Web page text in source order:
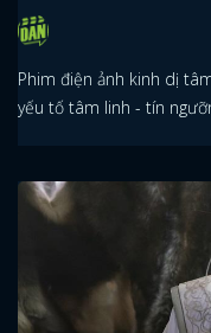
Phim điện ảnh kinh dị
yếu tố tâm linh - tín